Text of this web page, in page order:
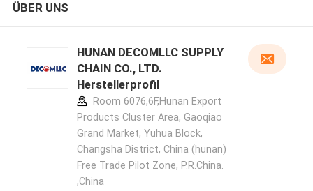
ÜBER UNS
HUNAN DECOMLLC SUPPLY
CHAIN CO., LTD.
Herstellerprofil
Room 6076,6F,Hunan Export
Products Cluster Area, Gaoqiao
Grand Market, Yuhua Block,
Changsha District, China (hunan)
Free Trade Pilot Zone, P.R.China.
,China